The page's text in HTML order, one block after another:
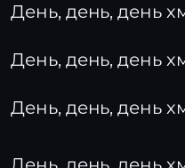
День, день, день
День, день, день
День, день, день